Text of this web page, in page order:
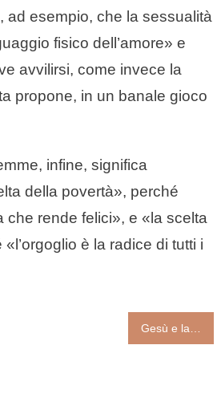
ad esempio, che la sessualità
fisico dell’amore» e
avvilirsi, come invece la
propone, in un banale gioco
infine, significa
della povertà», perché
che rende felici», e «la scelta
«l’orgoglio è la radice di tutti i
Gesù e la gioia